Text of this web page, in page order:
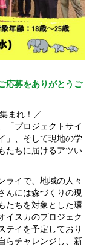
応募をありがとうご
まれ！／
「プロジェクトサイ
」、そして現地の学
たちに届けるアツい
ライで、地域の人々
んには森づくりの現
たちを対象とした環
イスカのプロジェク
テイを予定しており
らチャレンジし、新